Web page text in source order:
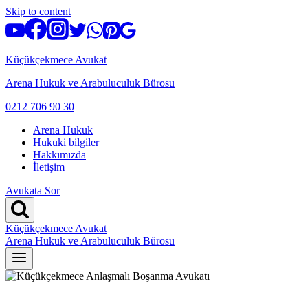
Skip to content
Küçükçekmece Avukat
Arena Hukuk ve Arabuluculuk Bürosu
0212 706 90 30
Arena Hukuk
Hukuki bilgiler
Hakkımızda
İletişim
Avukata Sor
Küçükçekmece Avukat
Arena Hukuk ve Arabuluculuk Bürosu